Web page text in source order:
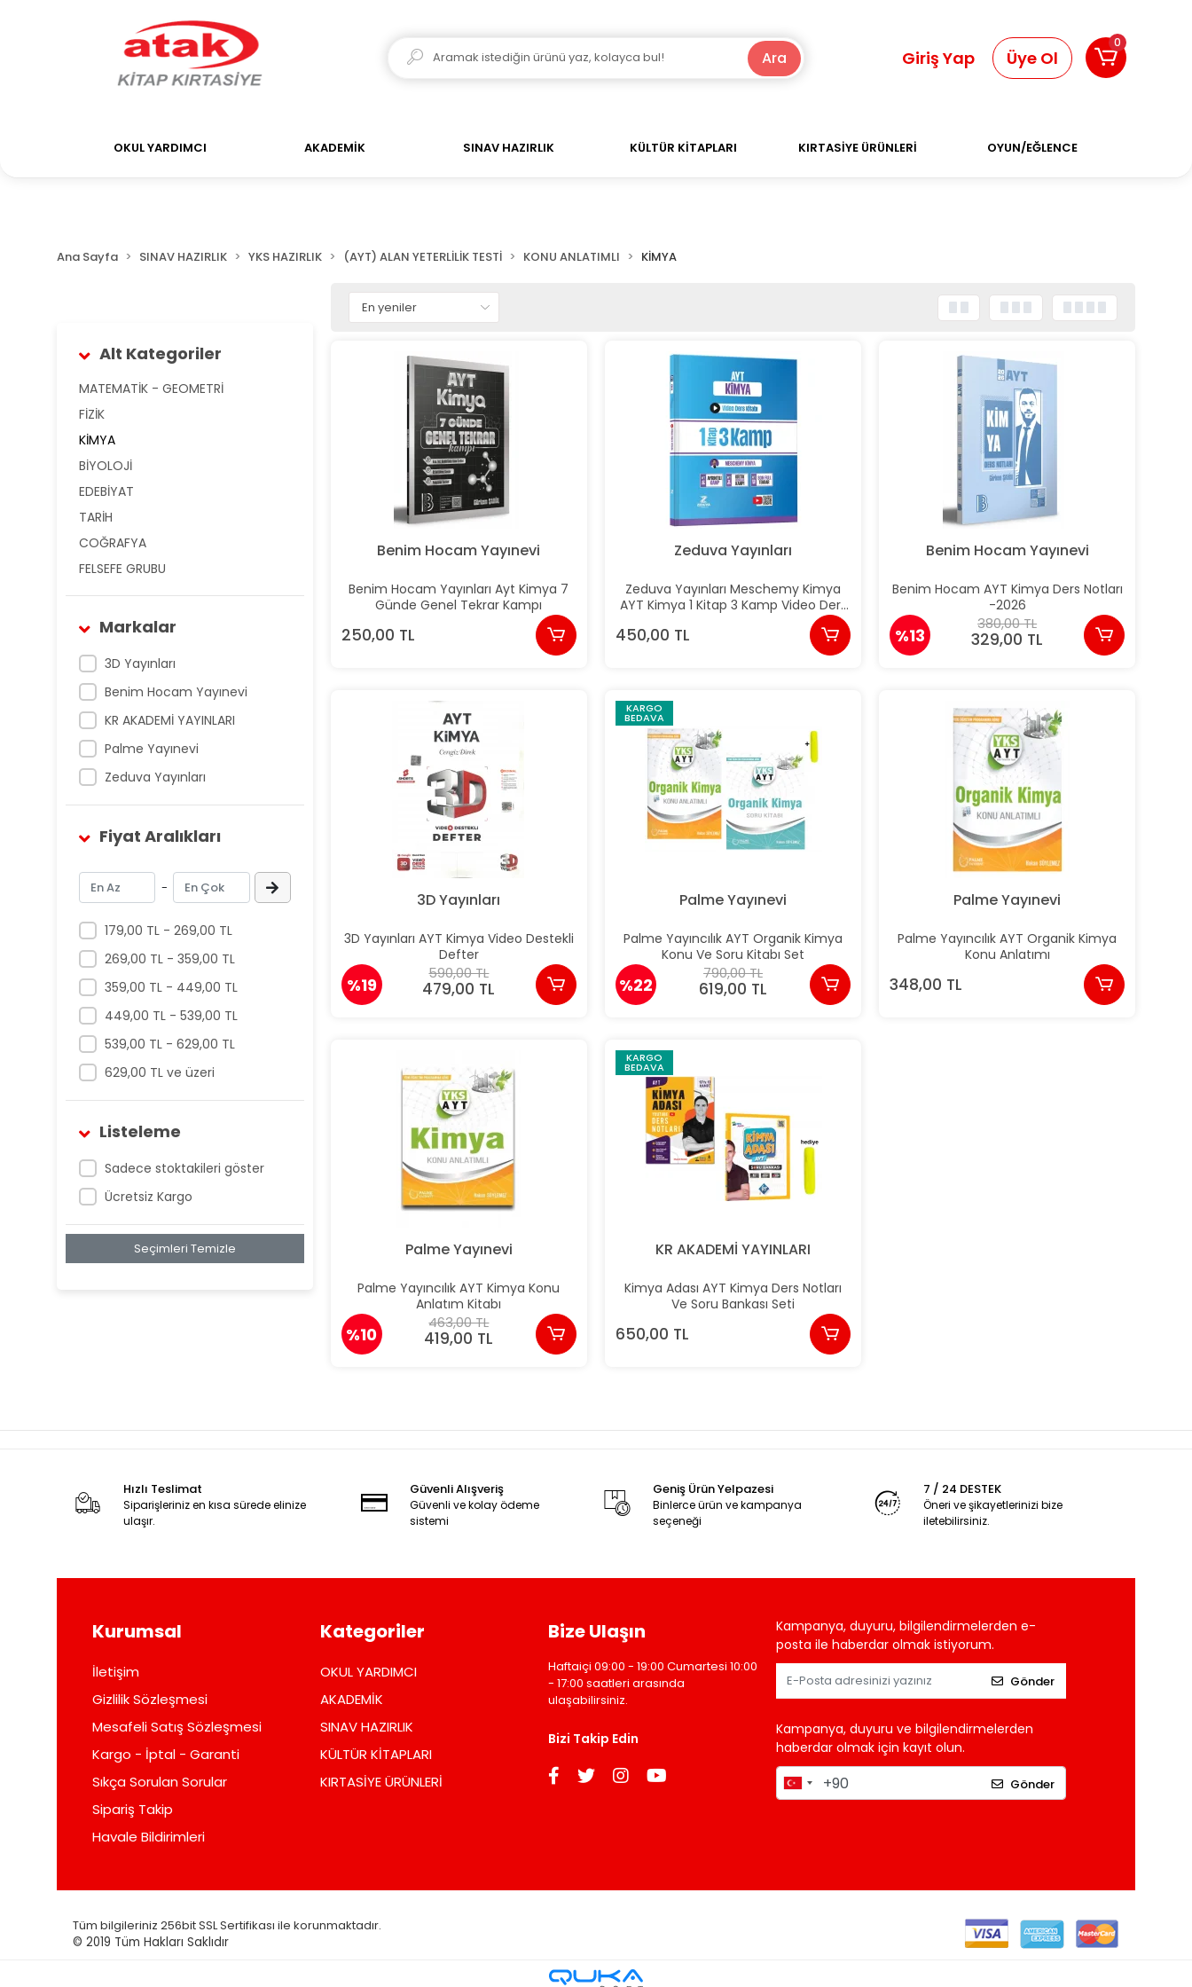
Ara Giriş Yap Üye Ol
0
OKUL YARDIMCI AKADEMİK SINAV HAZIRLIK KÜLTÜR KİTAPLARI KIRTASİYE ÜRÜNLERİ OYUN/EĞLENCE
Ana Sayfa SINAV HAZIRLIK YKS HAZIRLIK (AYT) ALAN YETERLİLİK TESTİ KONU ANLATIMLI KİMYA
Alt Kategoriler
MATEMATİK - GEOMETRİ
FİZİK
KİMYA
BİYOLOJİ
EDEBİYAT
TARİH
COĞRAFYA
FELSEFE GRUBU
Markalar
3D Yayınları
Benim Hocam Yayınevi
KR AKADEMİ YAYINLARI
Palme Yayınevi
Zeduva Yayınları
Fiyat Aralıkları
-
179,00 TL - 269,00 TL
269,00 TL - 359,00 TL
359,00 TL - 449,00 TL
449,00 TL - 539,00 TL
539,00 TL - 629,00 TL
629,00 TL ve üzeri
Listeleme
Sadece stoktakileri göster
Ücretsiz Kargo
Seçimleri Temizle
Benim Hocam Yayınevi
Benim Hocam Yayınları Ayt Kimya 7
Günde Genel Tekrar Kampı
250,00 TL
Zeduva Yayınları
Zeduva Yayınları Meschemy Kimya
AYT Kimya 1 Kitap 3 Kamp Video Ders
450,00 TL
Benim Hocam Yayınevi
Benim Hocam AYT Kimya Ders Notları
-2026
%13
380,00 TL
329,00 TL
3D Yayınları
3D Yayınları AYT Kimya Video Destekli
Defter
%19
590,00 TL
479,00 TL
KARGO
BEDAVA
Palme Yayınevi
Palme Yayıncılık AYT Organik Kimya
Konu Ve Soru Kitabı Set
%22
790,00 TL
619,00 TL
Palme Yayınevi
Palme Yayıncılık AYT Organik Kimya
Konu Anlatımı
348,00 TL
Palme Yayınevi
Palme Yayıncılık AYT Kimya Konu
Anlatım Kitabı
%10
463,00 TL
419,00 TL
KARGO
BEDAVA
KR AKADEMİ YAYINLARI
Kimya Adası AYT Kimya Ders Notları
Ve Soru Bankası Seti
650,00 TL
Hızlı Teslimat
Siparişleriniz en kısa sürede elinize
ulaşır.
Güvenli Alışveriş
Güvenli ve kolay ödeme
sistemi
Geniş Ürün Yelpazesi
Binlerce ürün ve kampanya
seçeneği
7 / 24 DESTEK
Öneri ve şikayetlerinizi bize
iletebilirsiniz.
Kurumsal
İletişim
Gizlilik Sözleşmesi
Mesafeli Satış Sözleşmesi
Kargo - İptal - Garanti
Sıkça Sorulan Sorular
Sipariş Takip
Havale Bildirimleri
Kategoriler
OKUL YARDIMCI
AKADEMİK
SINAV HAZIRLIK
KÜLTÜR KİTAPLARI
KIRTASİYE ÜRÜNLERİ
Bize Ulaşın
Haftaiçi 09:00 - 19:00 Cumartesi 10:00
- 17:00 saatleri arasında
ulaşabilirsiniz.
Bizi Takip Edin
Kampanya, duyuru, bilgilendirmelerden e-
posta ile haberdar olmak istiyorum.
Gönder
Kampanya, duyuru ve bilgilendirmelerden
haberdar olmak için kayıt olun.
Gönder
Tüm bilgileriniz 256bit SSL Sertifikası ile korunmaktadır.
© 2019 Tüm Hakları Saklıdır